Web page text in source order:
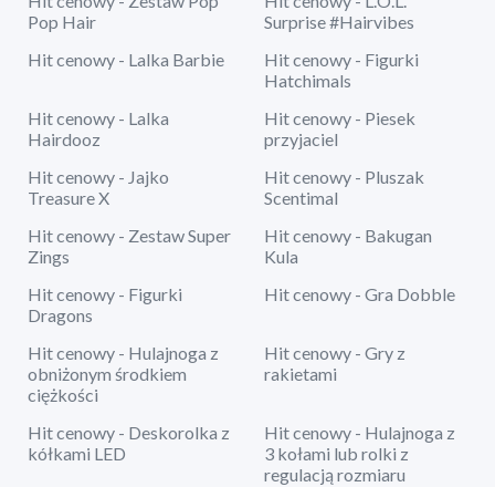
Pop Hair
Surprise #Hairvibes
Hit cenowy - Lalka Barbie
Hit cenowy - Figurki
Hatchimals
Hit cenowy - Lalka
Hairdooz
Hit cenowy - Piesek
przyjaciel
Hit cenowy - Jajko
Treasure X
Hit cenowy - Pluszak
Scentimal
Hit cenowy - Zestaw Super
Zings
Hit cenowy - Bakugan
Kula
Hit cenowy - Figurki
Dragons
Hit cenowy - Gra Dobble
Hit cenowy - Hulajnoga z
obniżonym środkiem
ciężkości
Hit cenowy - Gry z
rakietami
Hit cenowy - Deskorolka z
kółkami LED
Hit cenowy - Hulajnoga z
3 kołami lub rolki z
regulacją rozmiaru